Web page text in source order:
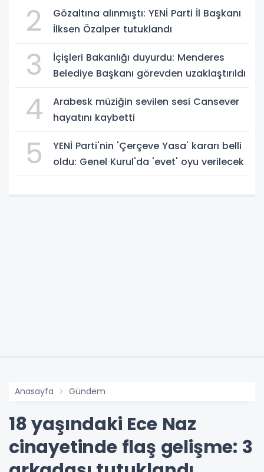
2
Gözaltına alınmıştı: YENİ Parti İl Başkanı
İlksen Özalper tutuklandı
3
İçişleri Bakanlığı duyurdu: Menderes
Belediye Başkanı görevden uzaklaştırıldı
4
Arabesk müziğin sevilen sesi Cansever
hayatını kaybetti
5
YENİ Parti'nin 'Çerçeve Yasa' kararı belli
oldu: Genel Kurul'da 'evet' oyu verilecek
Anasayfa Gündem
18 yaşındaki Ece Naz
cinayetinde flaş gelişme: 3